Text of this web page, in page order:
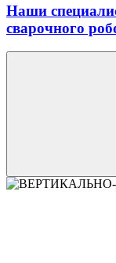
Наши
сварочного